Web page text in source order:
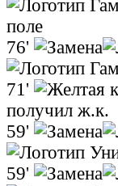
поле
76'
71'
получил ж.к.
59'
59'